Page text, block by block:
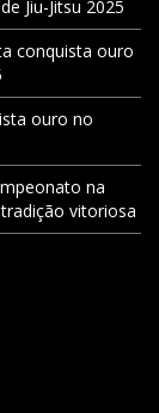
Jiu-Jitsu 2025
conquista ouro
ouro no
na
vitoriosa